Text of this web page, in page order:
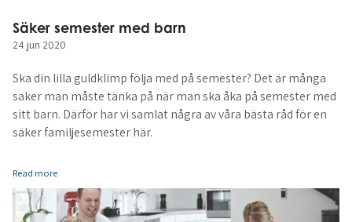
Säker semester med barn
24 jun 2020
Ska din lilla guldklimp följa med på semester? Det är många
saker man måste tänka på när man ska åka på semester med
sitt barn. Därför har vi samlat några av våra bästa råd för en
säker familjesemester här.
Read more